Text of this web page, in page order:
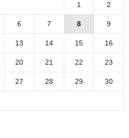
1 2
6 7 8 9
13 14 15 16
20 21 22 23
27 28 29 30